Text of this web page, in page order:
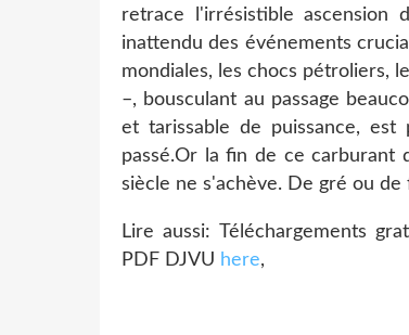
retrace l'irrésistible ascension
inattendu des événements
mondiales, les chocs pétroliers,
–, bousculant au passage
et tarissable de puissance, est
passé.Or la fin de ce carburant
siècle ne s'achève. De gré ou
Lire aussi: Téléchargements
PDF DJVU here,